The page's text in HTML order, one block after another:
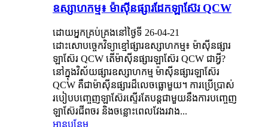
ឧស្សាហកម្ម៖ ម៉ាស៊ីនផ្សារដែកឡាស៊ែរ QCW
ដោយអ្នកគ្រប់គ្រងនៅថ្ងៃទី 26-04-21
ដោះសោបច្ចេកវិទ្យាខ្មៅផ្សារឧស្សាហកម្ម៖ ម៉ាស៊ីនផ្សារ
ឡាស៊ែរ QCW តើម៉ាស៊ីនផ្សារឡាស៊ែរ QCW ជាអ្វី?
នៅក្នុងវិស័យផ្សារឧស្សាហកម្ម ម៉ាស៊ីនផ្សារឡាស៊ែរ
QCW គឺជាម៉ាស៊ីនផ្សារដ៏លេចធ្លោមួយ។ ការប្រើប្រាស់
របៀបបញ្ចេញឡាស៊ែរស្ទើរតែបន្តជាមួយនឹងការបញ្ចេញ
ឡាស៊ែរជីពចរ និងចន្លោះពេលវែងរវាង...
អានបន្ថែម